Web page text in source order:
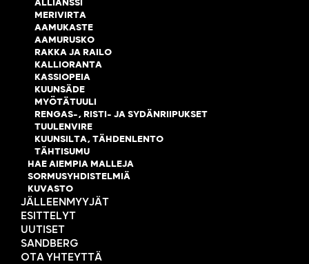
ALLIANSSI
MERIVIRTA
AAMUKASTE
AAMURUSKO
RAKKA JA RAILO
KALLIORANTA
KASSIOPEIA
KUUNSÄDE
MYÖTÄTUULI
RENGAS-, RISTI- JA SYDÄNRIIPUKSET
TUULENVIRE
KUUNSILTA, TÄHDENLENTO
TÄHTISUMU
HAE AIEMPIA MALLEJA
SORMUSYHDISTELMIÄ
KUVASTO
JÄLLEENMYYJÄT
ESITTELYT
UUTISET
SANDBERG
OTA YHTEYTTÄ